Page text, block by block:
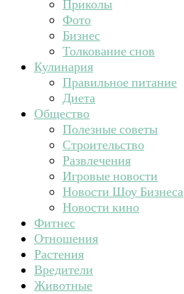
Приколы
Фото
Бизнес
Толкование снов
Кулинария
Правильное питание
Диета
Общество
Полезные советы
Строительство
Развлечения
Игровые новости
Новости Шоу Бизнеса
Новости кино
Фитнес
Отношения
Растения
Вредители
Животные